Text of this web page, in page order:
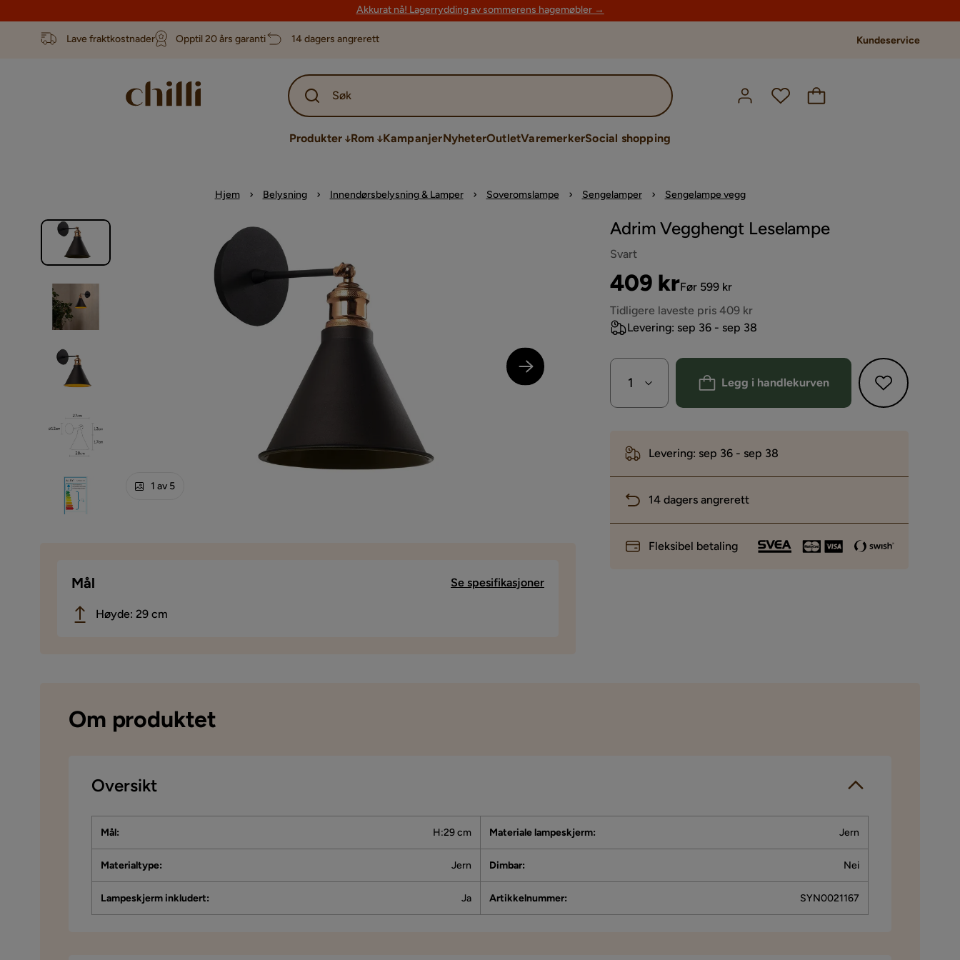
Akkurat nå! Lagerrydding av sommerens hagemøbler →
Lave fraktkostnader Opptil 20 års garanti 14 dagers angrerett Kundeservice
Søk
Produkter Rom KampanjerNyheterOutletVaremerkerSocial shopping
Hjem Belysning Innendørsbelysning & Lamper Soveromslampe Sengelamper Sengelampe vegg
1 av 5
Mål Se spesifikasjoner
Høyde: 29 cm
Adrim Vegghengt Leselampe
Svart
Pris
409 kr
Original
Pris
Før 599 kr
Tidligere laveste pris 409 kr
Levering: sep 36 - sep 38
Legg i handlekurven
Levering: sep 36 - sep 38
14 dagers angrerett
Fleksibel betaling
Om produktet
Oversikt
Mål: H:29 cm Materiale lampeskjerm: Jern
Materialtype: Jern Dimbar: Nei
Lampeskjerm inkludert: Ja Artikkelnummer: SYN0021167